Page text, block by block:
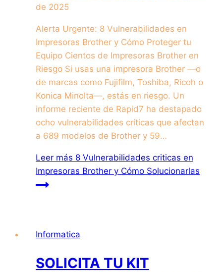
de 2025
Alerta Urgente: 8 Vulnerabilidades en
Impresoras Brother y Cómo Proteger tu
Equipo Cientos de Impresoras Brother en
Riesgo Si usas una impresora Brother —o
de marcas como Fujifilm, Toshiba, Ricoh o
Konica Minolta—, estás en riesgo. Un
informe reciente de Rapid7 ha destapado
ocho vulnerabilidades críticas que afectan
a 689 modelos de Brother y 59…
Leer más 8 Vulnerabilidades criticas en
Impresoras Brother y Cómo Solucionarlas
Informatica
SOLICITA TU KIT